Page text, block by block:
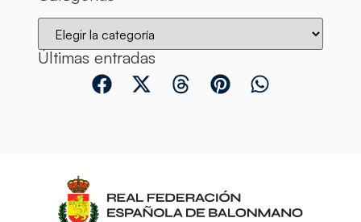
Últimas entradas